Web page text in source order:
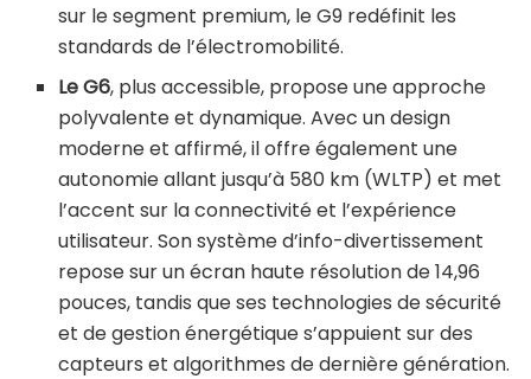
sur le segment premium, le G9 redéfinit les
standards de l’électromobilité.
Le G6, plus accessible, propose une approche
polyvalente et dynamique. Avec un design
moderne et affirmé, il offre également une
autonomie allant jusqu’à 580 km (WLTP) et met
l’accent sur la connectivité et l’expérience
utilisateur. Son système d’info-divertissement
repose sur un écran haute résolution de 14,96
pouces, tandis que ses technologies de sécurité
et de gestion énergétique s’appuient sur des
capteurs et algorithmes de dernière génération.